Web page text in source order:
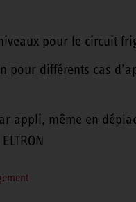
pour le circuit
pour différents cas
appli, même en